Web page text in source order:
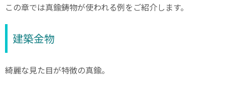
この章では真鍮鋳物が使われる例をご紹介します。
建築金物
綺麗な見た目が特徴の真鍮。